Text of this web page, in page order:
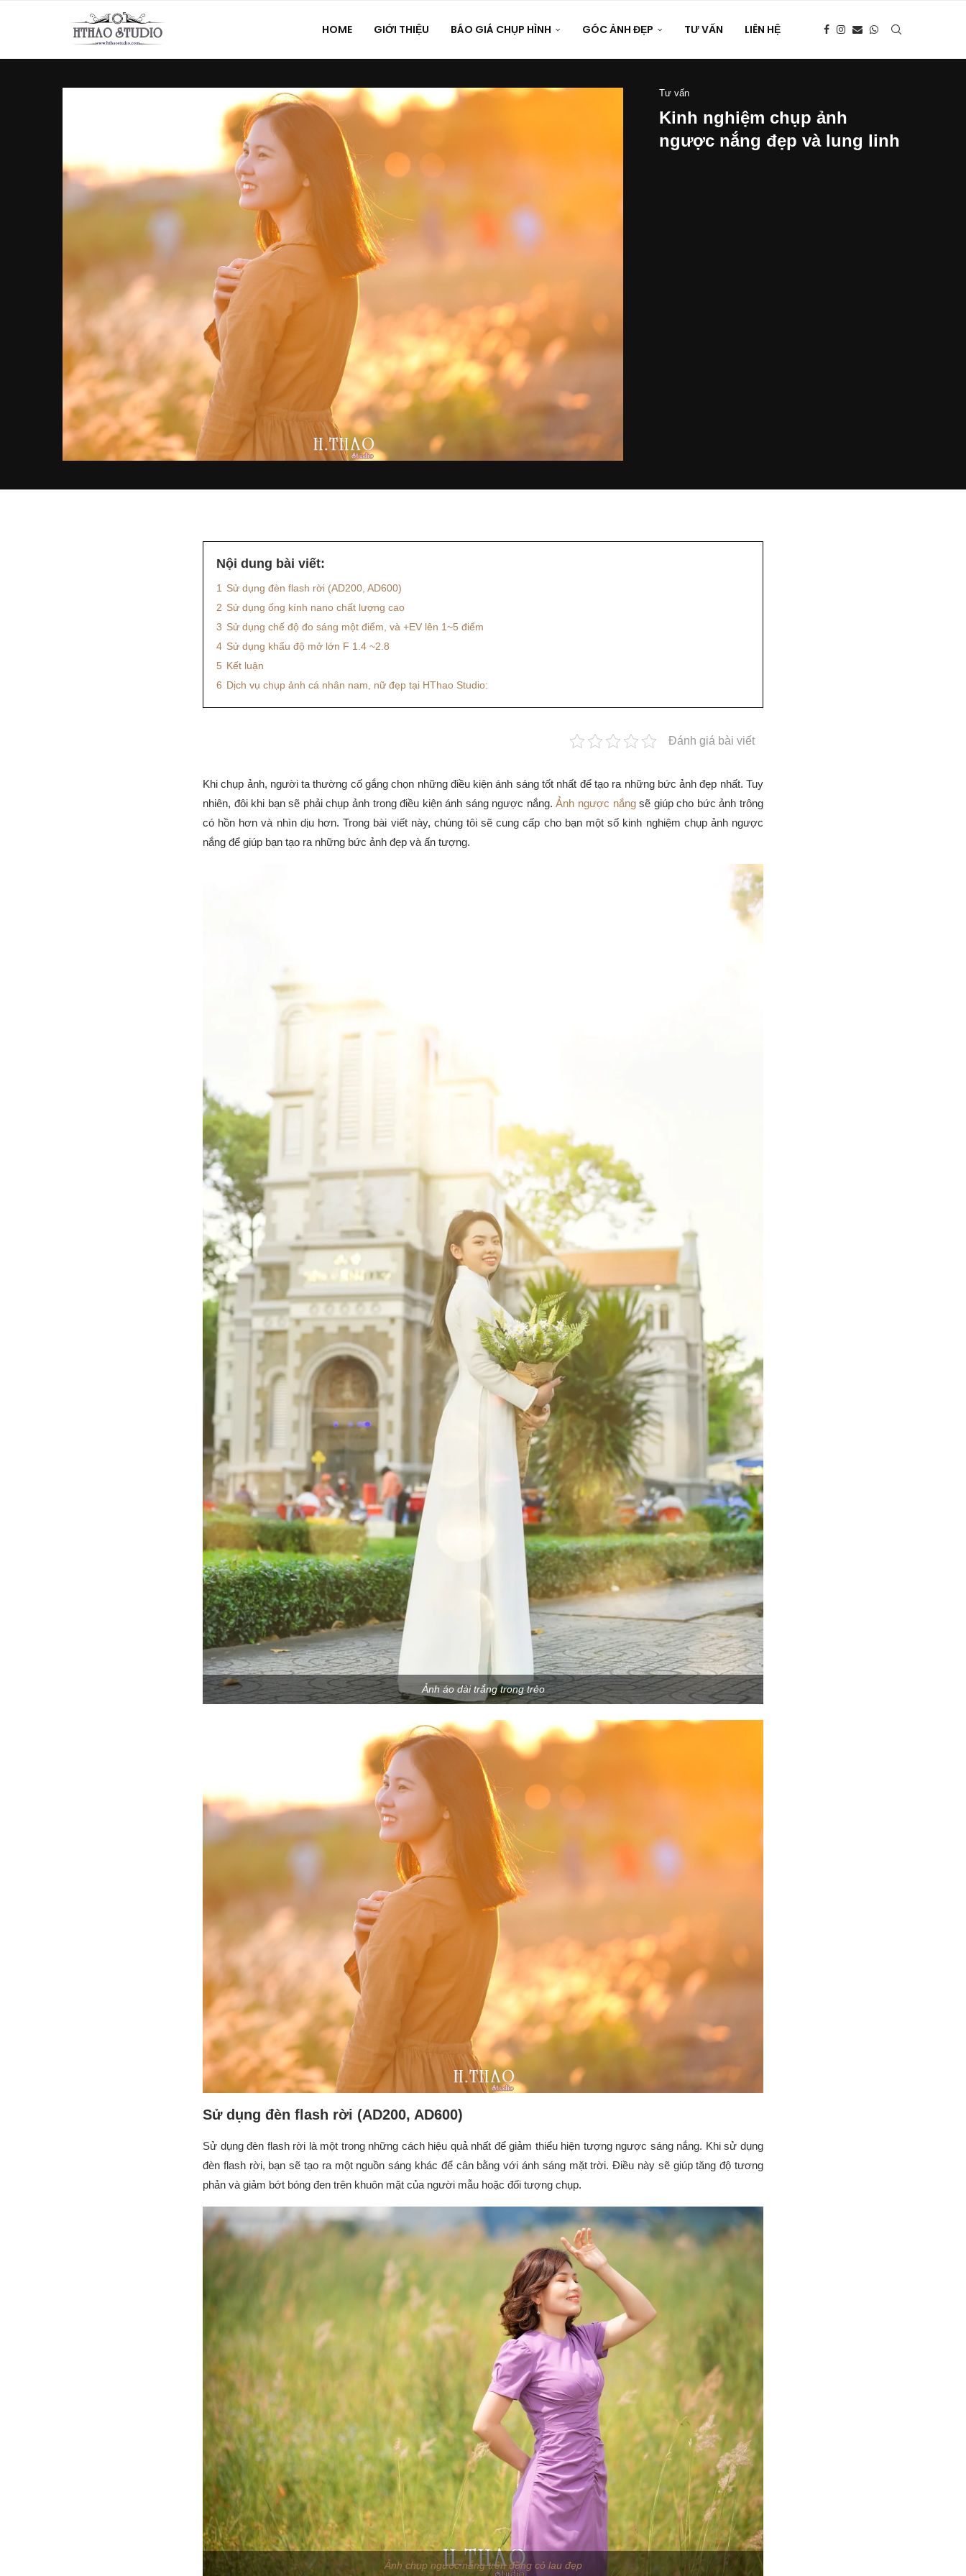
HOME GIỚI THIỆU BÁO GIÁ CHỤP HÌNH GÓC ẢNH ĐẸP TƯ VẤN LIÊN HỆ
Tư vấn
Kinh nghiệm chụp ảnh
ngược nắng đẹp và lung linh
Nội dung bài viết:
1
Sử dụng đèn flash rời (AD200, AD600)
2 Sử dụng ống kính nano chất lượng cao
3 Sử dụng chế độ đo sáng một điểm, và +EV lên 1~5 điểm
4 Sử dụng khẩu độ mở lớn F 1.4 ~2.8
5 Kết luận
6 Dịch vụ chụp ảnh cá nhân nam, nữ đẹp tại HThao Studio:
Đánh giá bài viết
Khi chụp ảnh, người ta thường cố gắng chọn những điều kiện ánh sáng tốt nhất để tạo ra những bức ảnh đẹp nhất. Tuy
nhiên, đôi khi bạn sẽ phải chụp ảnh trong điều kiện ánh sáng ngược nắng.Ảnh ngược nắngsẽ giúp cho bức ảnh trông
có hồn hơn và nhìn dịu hơn. Trong bài viết này, chúng tôi sẽ cung cấp cho bạn một số kinh nghiệm chụp ảnh ngược
nắng để giúp bạn tạo ra những bức ảnh đẹp và ấn tượng.
Ảnh áo dài trắng trong trẻo
Sử dụng đèn flash rời (AD200, AD600)
Sử dụng đèn flash rời là một trong những cách hiệu quả nhất để giảm thiểu hiện tượng ngược sáng nắng. Khi sử dụng
đèn flash rời, bạn sẽ tạo ra một nguồn sáng khác để cân bằng với ánh sáng mặt trời. Điều này sẽ giúp tăng độ tương
phản và giảm bớt bóng đen trên khuôn mặt của người mẫu hoặc đối tượng chụp.
Ảnh chụp ngược nắng trên đồng cỏ lau đẹp